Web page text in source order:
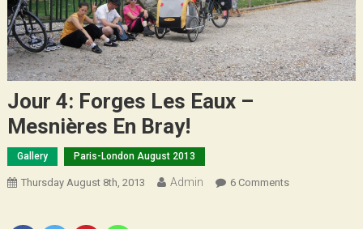
Jour 4: Forges Les Eaux –
Mesnières En Bray!
Gallery Paris-London August 2013
Thursday August 8th, 2013 Admin 6 CommentsOn